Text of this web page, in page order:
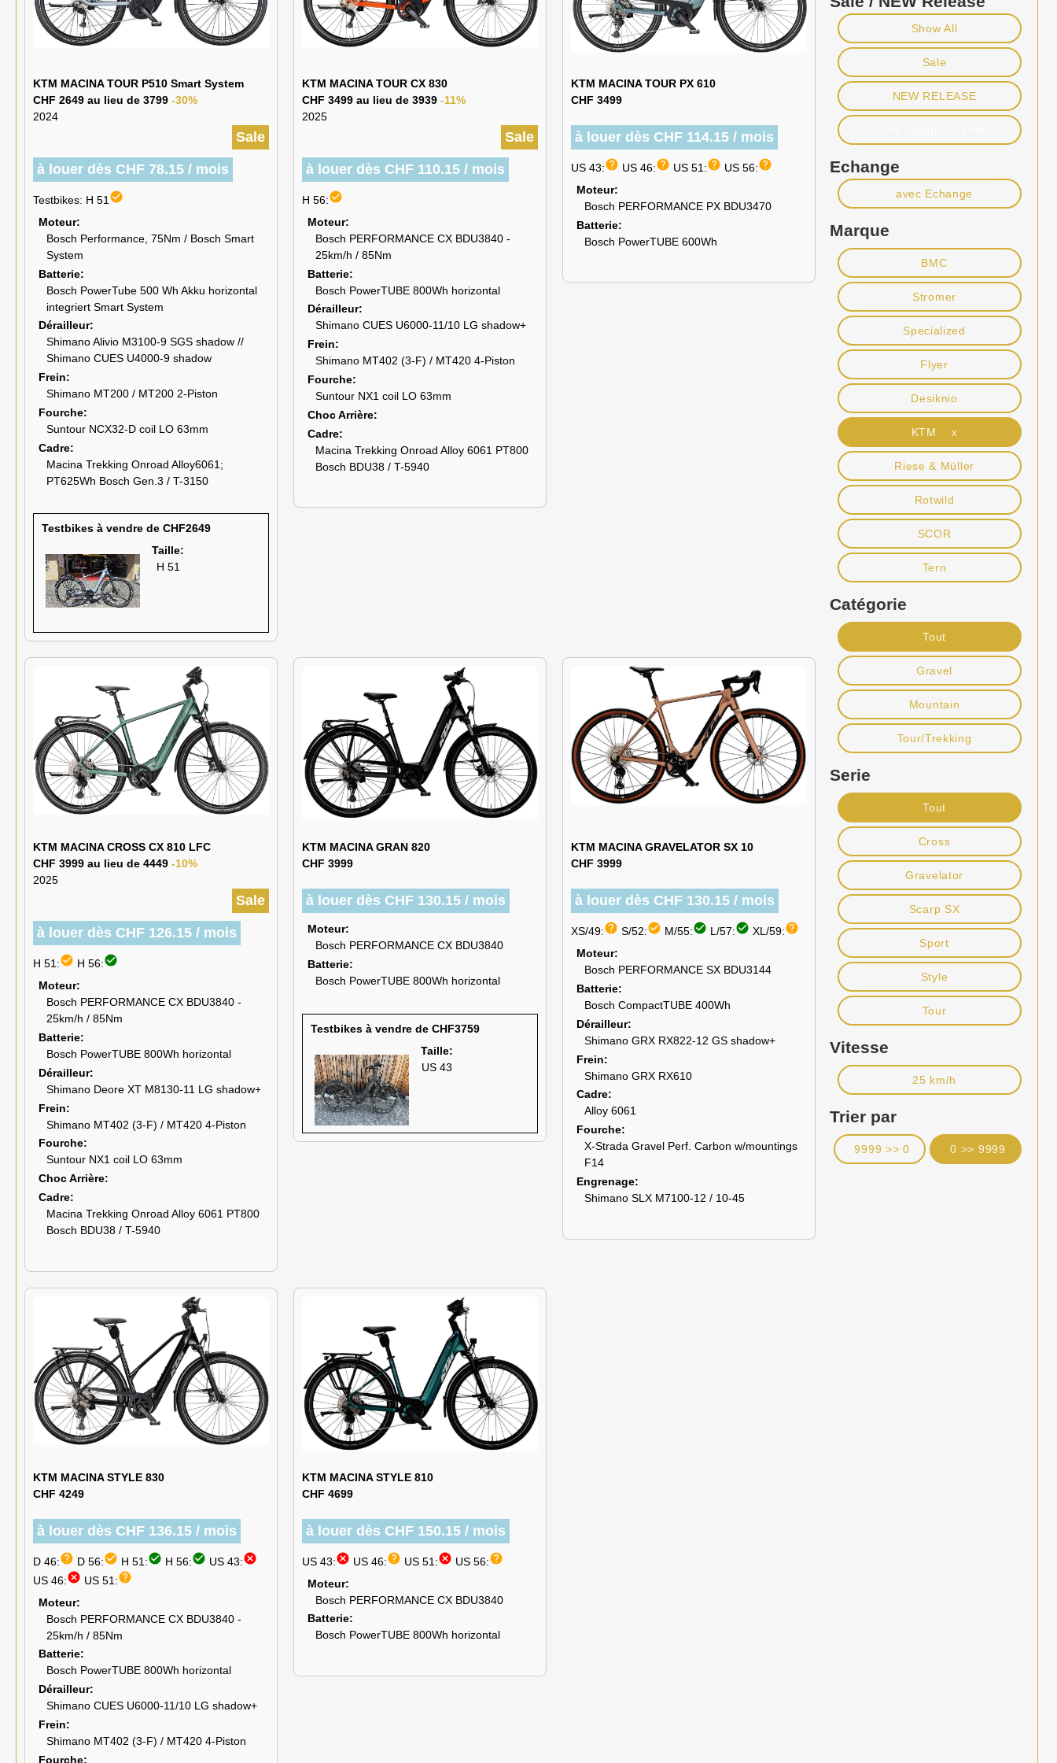
KTM MACINA TOUR P510 Smart System
CHF 2649 au lieu de 3799 -30%
2024
Sale
à louer dès CHF 78.15 / mois
Testbikes: H 51 check_circle
Moteur
Bosch Performance, 75Nm / Bosch Smart
System
Batterie
Bosch PowerTube 500 Wh Akku horizontal
integriert Smart System
Dérailleur
Shimano Alivio M3100-9 SGS shadow //
Shimano CUES U4000-9 shadow
Frein
Shimano MT200 / MT200 2-Piston
Fourche
Suntour NCX32-D coil LO 63mm
Cadre
Macina Trekking Onroad Alloy6061;
PT625Wh Bosch Gen.3 / T-3150
Testbikes à vendre de CHF2649
Taille:
H 51
KTM MACINA TOUR CX 830
CHF 3499 au lieu de 3939 -11%
2025
Sale
à louer dès CHF 110.15 / mois
H 56:check_circle
Moteur
Bosch PERFORMANCE CX BDU3840 -
25km/h / 85Nm
Batterie
Bosch PowerTUBE 800Wh horizontal
Dérailleur
Shimano CUES U6000-11/10 LG shadow+
Frein
Shimano MT402 (3-F) / MT420 4-Piston
Fourche
Suntour NX1 coil LO 63mm
Choc Arrière
Cadre
Macina Trekking Onroad Alloy 6061 PT800
Bosch BDU38 / T-5940
KTM MACINA TOUR PX 610
CHF 3499
à louer dès CHF 114.15 / mois
US 43:help US 46:help US 51:help US 56:help
Moteur
Bosch PERFORMANCE PX BDU3470
Batterie
Bosch PowerTUBE 600Wh
KTM MACINA CROSS CX 810 LFC
CHF 3999 au lieu de 4449 -10%
2025
Sale
à louer dès CHF 126.15 / mois
H 51:check_circle H 56:check_circle
Moteur
Bosch PERFORMANCE CX BDU3840 -
25km/h / 85Nm
Batterie
Bosch PowerTUBE 800Wh horizontal
Dérailleur
Shimano Deore XT M8130-11 LG shadow+
Frein
Shimano MT402 (3-F) / MT420 4-Piston
Fourche
Suntour NX1 coil LO 63mm
Choc Arrière
Cadre
Macina Trekking Onroad Alloy 6061 PT800
Bosch BDU38 / T-5940
KTM MACINA GRAN 820
CHF 3999
à louer dès CHF 130.15 / mois
Moteur
Bosch PERFORMANCE CX BDU3840
Batterie
Bosch PowerTUBE 800Wh horizontal
Testbikes à vendre de CHF3759
Taille:
US 43
KTM MACINA GRAVELATOR SX 10
CHF 3999
à louer dès CHF 130.15 / mois
XS/49:help S/52:check_circle M/55:check_circle L/57:check_circle XL/59:help
Moteur
Bosch PERFORMANCE SX BDU3144
Batterie
Bosch CompactTUBE 400Wh
Dérailleur
Shimano GRX RX822-12 GS shadow+
Frein
Shimano GRX RX610
Cadre
Alloy 6061
Fourche
X-Strada Gravel Perf. Carbon w/mountings
F14
Engrenage
Shimano SLX M7100-12 / 10-45
KTM MACINA STYLE 830
CHF 4249
à louer dès CHF 136.15 / mois
D 46:help D 56:check_circle H 51:check_circle H 56:check_circle US 43:cancel
US 46:cancel US 51:help
Moteur
Bosch PERFORMANCE CX BDU3840 -
25km/h / 85Nm
Batterie
Bosch PowerTUBE 800Wh horizontal
Dérailleur
Shimano CUES U6000-11/10 LG shadow+
Frein
Shimano MT402 (3-F) / MT420 4-Piston
Fourche
KTM MACINA STYLE 810
CHF 4699
à louer dès CHF 150.15 / mois
US 43:cancel US 46:help US 51:cancel US 56:help
Moteur
Bosch PERFORMANCE CX BDU3840
Batterie
Bosch PowerTUBE 800Wh horizontal
Show All
Sale
NEW RELEASE
Echange
avec Echange
Marque
BMC
Stromer
Specialized
Flyer
Desiknio
KTM x
Riese & Müller
Rotwild
SCOR
Tern
Catégorie
Tout
Gravel
Mountain
Tour/Trekking
Serie
Tout
Cross
Gravelator
Scarp SX
Sport
Style
Tour
Vitesse
25 km/h
Trier par
9999 >> 0 0 >> 9999